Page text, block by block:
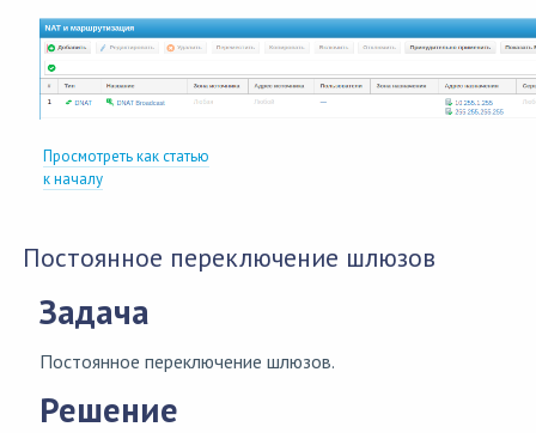
Просмотреть как статью
к началу
Постоянное переключение шлюзов
Задача
Постоянное переключение шлюзов.
Решение